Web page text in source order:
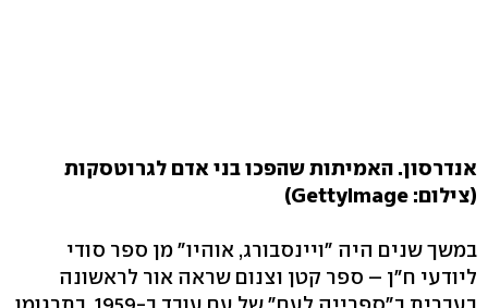
אנדרסון. האמיתות שהפכו בני אדם לגרוטסקות
(צילום: GettyImage)
במשך שנים היה "ויינסבורג, אוהיו" מן ספר סודי
ליודעי ח"ן – ספר קטן וצנום שראה אור לראשונה